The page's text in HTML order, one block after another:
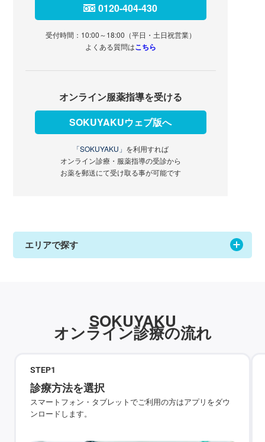
0120-404-430
受付時間：10:00～18:00（平日・土日祝営業）
よくある質問はこちら
オンライン服薬指導を受ける
SOKUYAKUウェブ版へ
「SOKUYAKU」 を利用すれば
オンライン診療・服薬指導の受診から
お薬を郵送にて受け取る事が可能です
エリアで探す
SOKUYAKU
オンライン診療の流れ
STEP1
診療方法を選択
スマートフォン・タブレットでご利用の方はアプリをダウ
ンロードします。